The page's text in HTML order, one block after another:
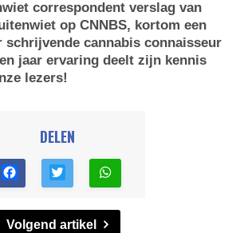
correspondent verslag van
op CNNBS, kortom een
schrijvende cannabis connaisseur
jaar ervaring deelt zijn kennis
lezers!
DELEN
Volgend artikel